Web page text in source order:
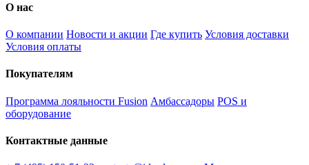
О нас
О компании Новости и акции Где купить Условия доставки
Условия оплаты
Покупателям
Программа лояльности Fusion Амбассадоры POS и
оборудование
Контактные данные